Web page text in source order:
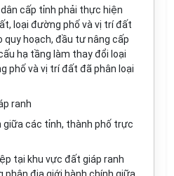
dân cấp tỉnh phải thực hiện
loại đường phố và vị trí đất
quy hoạch, đầu tư nâng cấp
hạ tầng làm thay đổi loại
phố và vị trí đất đã phân loại
ranh
giữa các tỉnh, thành phố trực
tại khu vực đất giáp ranh